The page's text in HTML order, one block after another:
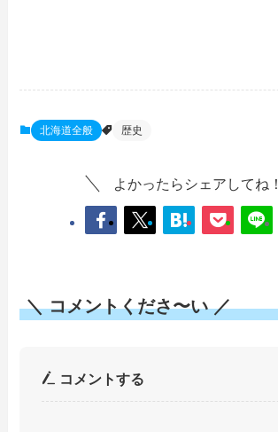
北海道全般 歴史
よかったらシェアしてね！
＼ コメントくださ〜い ／
コメントする